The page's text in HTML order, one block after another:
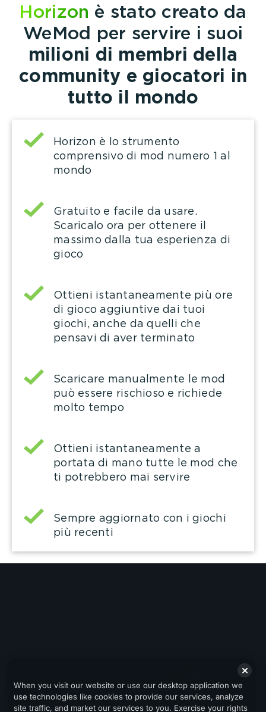
Horizon è stato creato da
WeMod per servire i suoi
milioni di membri della
community e giocatori in
tutto il mondo
Horizon è lo strumento
comprensivo di mod numero 1 al
mondo
Gratuito e facile da usare.
Scaricalo ora per ottenere il
massimo dalla tua esperienza di
gioco
Ottieni istantaneamente più ore
di gioco aggiuntive dai tuoi
giochi, anche da quelli che
pensavi di aver terminato
Scaricare manualmente le mod
può essere rischioso e richiede
molto tempo
Ottieni istantaneamente a
portata di mano tutte le mod che
ti potrebbero mai servire
Sempre aggiornato con i giochi
più recenti
When you visit our website or use our desktop application we
use technologies like cookies to provide our services, analyze
site traffic, and market our services to you. Exercise your rights